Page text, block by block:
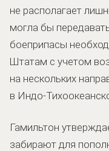
не располагает
могла бы
боеприпасы
Штатам с учетом
на нескольких
в Индо-
Гамильтон
забирают для